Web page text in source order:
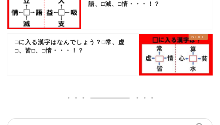
語、□減、□情・・・！？
□に入る漢字はなんでしょう？□常、虚
□、皆□、□情・・・！？